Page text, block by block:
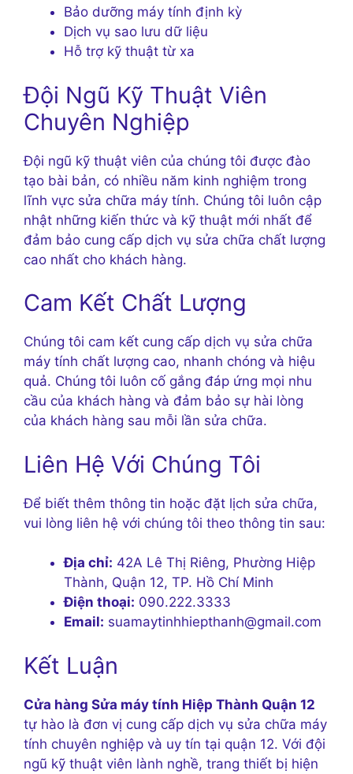
Bảo dưỡng máy tính định kỳ
Dịch vụ sao lưu dữ liệu
Hỗ trợ kỹ thuật từ xa
Đội Ngũ Kỹ Thuật Viên
Chuyên Nghiệp
Đội ngũ kỹ thuật viên của chúng tôi được đào
tạo bài bản, có nhiều năm kinh nghiệm trong
lĩnh vực sửa chữa máy tính. Chúng tôi luôn cập
nhật những kiến thức và kỹ thuật mới nhất để
đảm bảo cung cấp dịch vụ sửa chữa chất lượng
cao nhất cho khách hàng.
Cam Kết Chất Lượng
Chúng tôi cam kết cung cấp dịch vụ sửa chữa
máy tính chất lượng cao, nhanh chóng và hiệu
quả. Chúng tôi luôn cố gắng đáp ứng mọi nhu
cầu của khách hàng và đảm bảo sự hài lòng
của khách hàng sau mỗi lần sửa chữa.
Liên Hệ Với Chúng Tôi
Để biết thêm thông tin hoặc đặt lịch sửa chữa,
vui lòng liên hệ với chúng tôi theo thông tin sau:
Địa chỉ: 42A Lê Thị Riêng, Phường Hiệp
Thành, Quận 12, TP. Hồ Chí Minh
Điện thoại: 090.222.3333
Email: suamaytinhhiepthanh@gmail.com
Kết Luận
Cửa hàng Sửa máy tính Hiệp Thành Quận 12
tự hào là đơn vị cung cấp dịch vụ sửa chữa máy
tính chuyên nghiệp và uy tín tại quận 12. Với đội
ngũ kỹ thuật viên lành nghề, trang thiết bị hiện